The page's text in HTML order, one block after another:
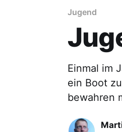
Jugend
Einmal im
ein Boot
bewahren